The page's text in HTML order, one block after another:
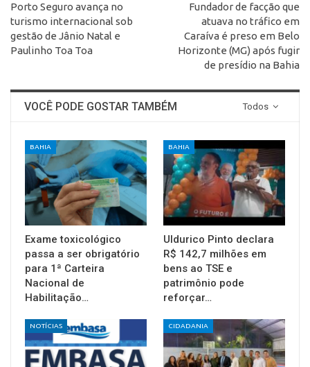
Porto Seguro avança no
turismo internacional sob
gestão de Jânio Natal e
Paulinho Toa Toa
Fundador de facção que
atuava no tráfico em
Caraíva é preso em Belo
Horizonte (MG) após fugir
de presídio na Bahia
Todos
VOCÊ PODE GOSTAR TAMBÉM
BAHIA
Exame toxicológico
passa a ser obrigatório
para 1ª Carteira
Nacional de
Habilitação…
BAHIA
Uldurico Pinto declara
R$ 142,7 milhões em
bens ao TSE e
patrimônio pode
reforçar…
NOTÍCIAS CIDADANIA